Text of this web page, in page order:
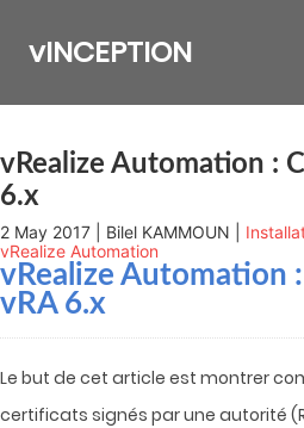
content
vINCEPTION
vRealize Automation :
6.x
2 May 2017 | Bilel KAMMOUN |
vRealize Automation
vRealize Automation
vRA 6.x
Le but de cet article est montrer
certificats signés par une autorité